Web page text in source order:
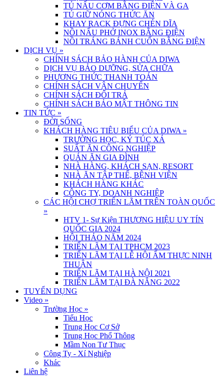
TỦ NẤU CƠM BẰNG ĐIỆN VÀ GA
TỦ GIỮ NÓNG THỨC ĂN
KHAY RACK ĐỰNG CHÉN DĨA
NỒI NẤU PHỞ INOX BẰNG ĐIỆN
NỒI TRÁNG BÁNH CUỐN BẰNG ĐIỆN
DỊCH VỤ »
CHÍNH SÁCH BẢO HÀNH CỦA DIWA
DỊCH VỤ BẢO DƯỠNG, SỬA CHỮA
PHƯƠNG THỨC THANH TOÁN
CHÍNH SÁCH VẬN CHUYỂN
CHÍNH SÁCH ĐỔI TRẢ
CHÍNH SÁCH BẢO MẬT THÔNG TIN
TIN TỨC »
ĐỜI SỐNG
KHÁCH HÀNG TIÊU BIỂU CỦA DIWA »
TRƯỜNG HỌC, KÝ TÚC XÁ
SUẤT ĂN CÔNG NGHIỆP
QUÁN ĂN GIA ĐÌNH
NHÀ HÀNG, KHÁCH SẠN, RESORT
NHÀ ĂN TẬP THỂ, BỆNH VIỆN
KHÁCH HÀNG KHÁC
CÔNG TY, DOANH NGHIỆP
CÁC HỘI CHỢ TRIỂN LÃM TRÊN TOÀN QUỐC
»
HTV 1- Sự Kiện THƯƠNG HIỆU UY TÍN
QUỐC GIA 2024
HỘI THẢO NĂM 2024
TRIỂN LÃM TẠI TPHCM 2023
TRIỂN LÃM TẠI LỄ HỘI ẨM THỰC NINH
THUẬN
TRIỂN LÃM TẠI HÀ NỘI 2021
TRIỂN LÃM TẠI ĐÀ NẴNG 2022
TUYỂN DỤNG
Video »
Trường Học »
Tiểu Học
Trung Học Cơ Sở
Trung Học Phổ Thông
Mầm Non Tư Thục
Công Ty - Xí Nghiệp
Khác
Liên hệ